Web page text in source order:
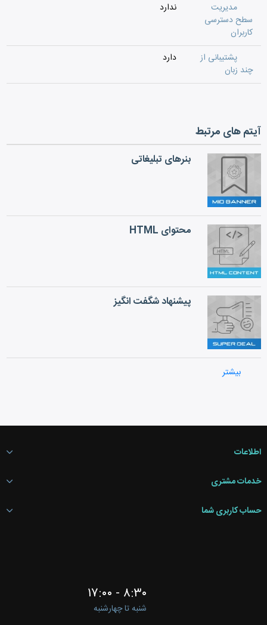
مدیریت
سطح دسترسی
کاربران
ندارد
پشتیبانی از
چند زبان
دارد
آیتم های مرتبط
بنرهای تبلیغاتی
محتوای HTML
پیشنهاد شگفت انگیز
بیشتر
اطلاعات
خدمات مشتری
حساب کاربری شما
۸:۳۰ - ۱۷:۰۰
شنبه تا چهارشنبه